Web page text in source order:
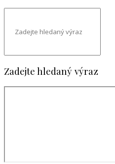
Zadejte hledaný výraz